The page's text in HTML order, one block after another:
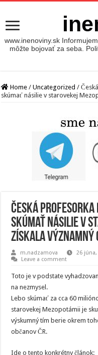
www.inenoviny.sk
môžte bojovať za seba.
Home / Uncategorized /
skúmať násilie v starovekej
Česká profesorka
skúmať násilie v
Získala významný
m.nadzamova 26 júna,
Leave a comment
Toto je v podstate
na nezmysel.
Lebo skúmať za cca 60
starovekej Mezopotámii je
výskumný tím berie okrem
občanov ČR.
Ide o tento konkrétny článok: